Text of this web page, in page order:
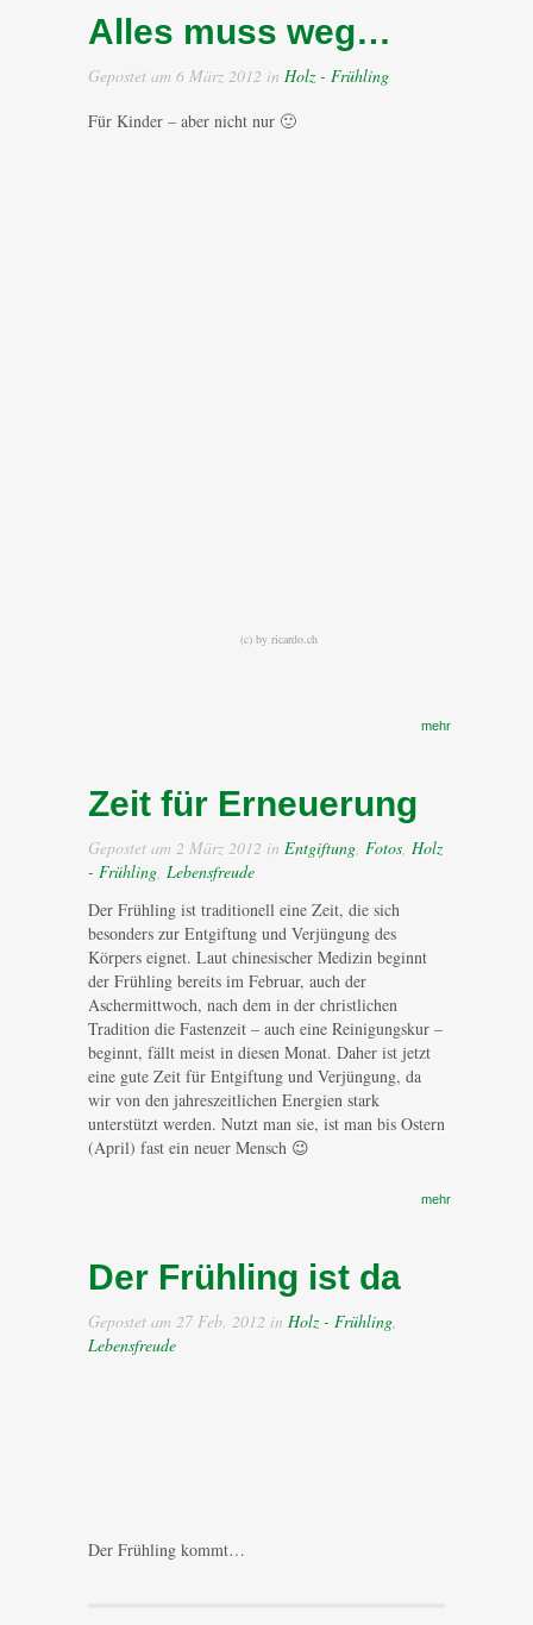
Alles muss weg…
Gepostet am 6 März 2012 in Holz - Frühling
Für Kinder – aber nicht nur 🙂
(c) by ricardo.ch
mehr
Zeit für Erneuerung
Gepostet am 2 März 2012 in Entgiftung, Fotos, Holz
- Frühling, Lebensfreude
Der Frühling ist traditionell eine Zeit, die sich
besonders zur Entgiftung und Verjüngung des
Körpers eignet. Laut chinesischer Medizin beginnt
der Frühling bereits im Februar, auch der
Aschermittwoch, nach dem in der christlichen
Tradition die Fastenzeit – auch eine Reinigungskur –
beginnt, fällt meist in diesen Monat. Daher ist jetzt
eine gute Zeit für Entgiftung und Verjüngung, da
wir von den jahreszeitlichen Energien stark
unterstützt werden. Nutzt man sie, ist man bis Ostern
(April) fast ein neuer Mensch 😉
mehr
Der Frühling ist da
Gepostet am 27 Feb. 2012 in Holz - Frühling,
Lebensfreude
Der Frühling kommt…